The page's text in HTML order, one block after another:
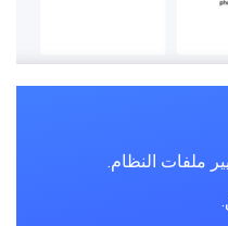
ملفات النظام.